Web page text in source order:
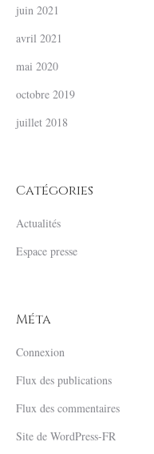
juin 2021
avril 2021
mai 2020
octobre 2019
juillet 2018
Catégories
Actualités
Espace presse
Méta
Connexion
Flux des publications
Flux des commentaires
Site de WordPress-FR